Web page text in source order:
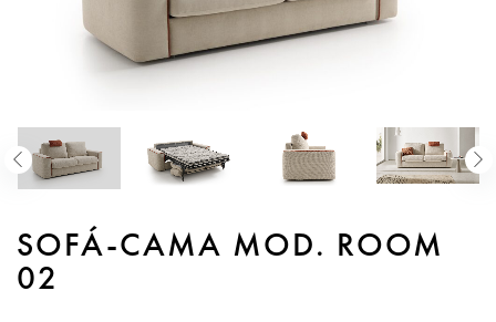
SOFÁ-CAMA MOD. ROOM
02